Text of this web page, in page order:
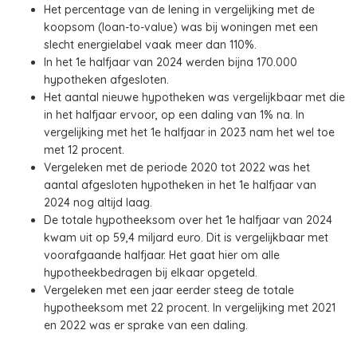
Het percentage van de lening in vergelijking met de
koopsom (loan-to-value) was bij woningen met een
slecht energielabel vaak meer dan 110%.
In het 1e halfjaar van 2024 werden bijna 170.000
hypotheken afgesloten.
Het aantal nieuwe hypotheken was vergelijkbaar met die
in het halfjaar ervoor, op een daling van 1% na. In
vergelijking met het 1e halfjaar in 2023 nam het wel toe
met 12 procent.
Vergeleken met de periode 2020 tot 2022 was het
aantal afgesloten hypotheken in het 1e halfjaar van
2024 nog altijd laag.
De totale hypotheeksom over het 1e halfjaar van 2024
kwam uit op 59,4 miljard euro. Dit is vergelijkbaar met
voorafgaande halfjaar. Het gaat hier om alle
hypotheekbedragen bij elkaar opgeteld.
Vergeleken met een jaar eerder steeg de totale
hypotheeksom met 22 procent. In vergelijking met 2021
en 2022 was er sprake van een daling.